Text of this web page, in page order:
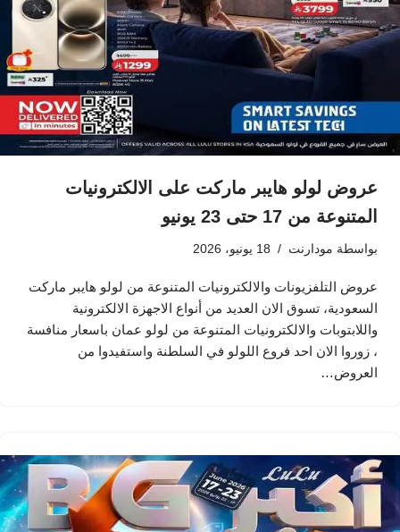
عروض لولو هايبر ماركت على الالكترونيات
المتنوعة من 17 حتى 23 يونيو
بواسطة مودارنت 18 يونيو، 2026
عروض التلفزيونات والالكترونيات المتنوعة من لولو هايبر ماركت
السعودية، تسوق الان العديد من أنواع الاجهزة الالكترونية
واللابتوبات والالكترونيات المتنوعة من لولو عمان باسعار منافسة
، زوروا الان احد فروع اللولو في السلطنة واستفيدوا من
العروض…